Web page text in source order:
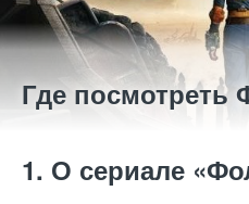
Где посмотреть
1. О сериале